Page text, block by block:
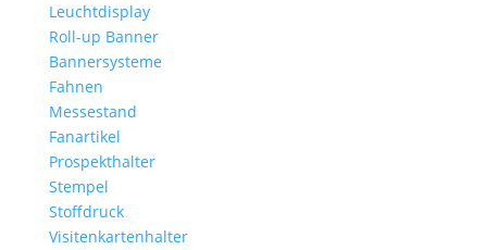
Leuchtdisplay
Roll-up Banner
Bannersysteme
Fahnen
Messestand
Fanartikel
Prospekthalter
Stempel
Stoffdruck
Visitenkartenhalter